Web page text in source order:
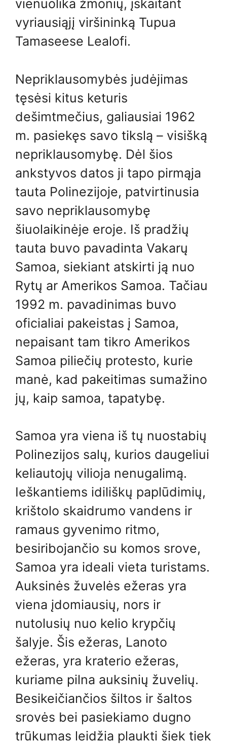
vienuolika žmonių, įskaitant
vyriausiąjį viršininką Tupua
Tamaseese Lealofi.
Nepriklausomybės judėjimas
tęsėsi kitus keturis
dešimtmečius, galiausiai 1962
m. pasiekęs savo tikslą – visišką
nepriklausomybę. Dėl šios
ankstyvos datos ji tapo pirmąja
tauta Polinezijoje, patvirtinusia
savo nepriklausomybę
šiuolaikinėje eroje. Iš pradžių
tauta buvo pavadinta Vakarų
Samoa, siekiant atskirti ją nuo
Rytų ar Amerikos Samoa. Tačiau
1992 m. pavadinimas buvo
oficialiai pakeistas į Samoa,
nepaisant tam tikro Amerikos
Samoa piliečių protesto, kurie
manė, kad pakeitimas sumažino
jų, kaip samoa, tapatybę.
Samoa yra viena iš tų nuostabių
Polinezijos salų, kurios daugeliui
keliautojų vilioja nenugalimą.
Ieškantiems idiliškų paplūdimių,
krištolo skaidrumo vandens ir
ramaus gyvenimo ritmo,
besiribojančio su komos srove,
Samoa yra ideali vieta turistams.
Auksinės žuvelės ežeras yra
viena įdomiausių, nors ir
nutolusių nuo kelio krypčių
šalyje. Šis ežeras, Lanoto
ežeras, yra kraterio ežeras,
kuriame pilna auksinių žuvelių.
Besikeičiančios šiltos ir šaltos
srovės bei pasiekiamo dugno
trūkumas leidžia plaukti šiek tiek